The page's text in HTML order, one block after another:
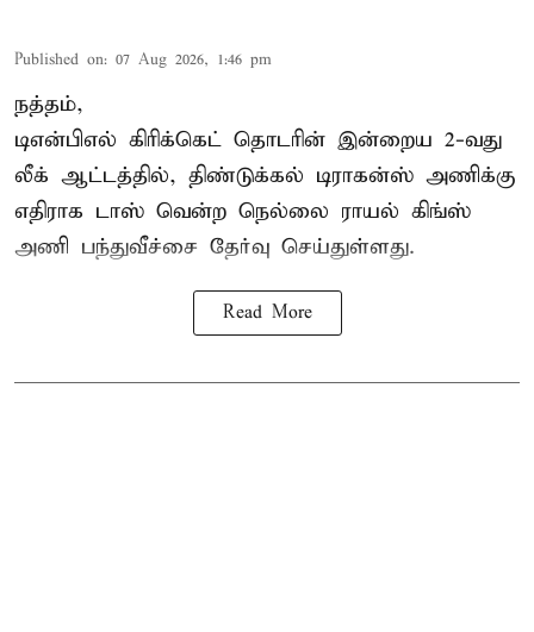
Published on: 07 Aug 2026, 1:46 pm
நத்தம்,
டிஎன்பிஎல் கிரிக்கெட் தொடரின் இன்றைய 2-வது
லீக் ஆட்டத்தில், திண்டுக்கல் டிராகன்ஸ் அணிக்கு
எதிராக டாஸ் வென்ற நெல்லை ராயல் கிங்ஸ்
அணி பந்துவீச்சை தேர்வு செய்துள்ளது.
Read More